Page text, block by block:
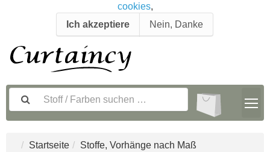
cookies,
Ich akzeptiere
Nein, Danke
Startseite
Stoffe, Vorhänge nach Maß